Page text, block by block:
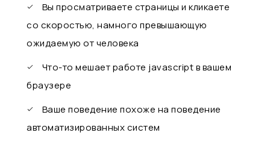
Вы просматриваете страницы и кликаете
со скоростью, намного превышающую
ожидаемую от человека
Что-то мешает работе javascript в вашем
браузере
Ваше поведение похоже на поведение
автоматизированных систем